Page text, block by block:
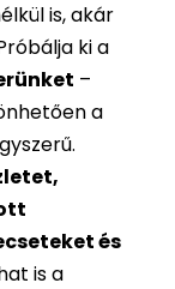
is, akár
ki a
–
a
és
is a